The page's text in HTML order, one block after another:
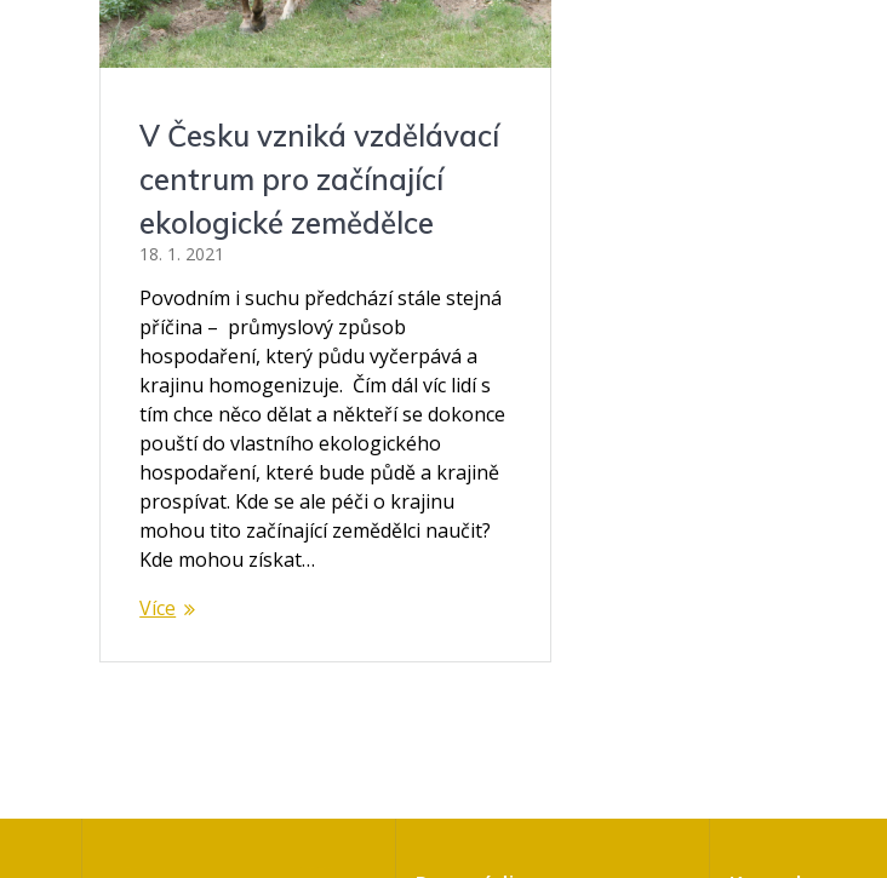
V Česku vzniká vzdělávací
centrum pro začínající
ekologické zemědělce
18. 1. 2021
Povodním i suchu předchází stále stejná
příčina – průmyslový způsob
hospodaření, který půdu vyčerpává a
krajinu homogenizuje. Čím dál víc lidí s
tím chce něco dělat a někteří se dokonce
pouští do vlastního ekologického
hospodaření, které bude půdě a krajině
prospívat. Kde se ale péči o krajinu
mohou tito začínající zemědělci naučit?
Kde mohou získat…
Více